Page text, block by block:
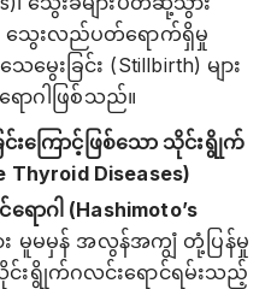
သွေးလည်ပတ်ရောက်ရှိမှု
ေးခြင်း (Stillbirth) များ
ာဂါဖြစ်သည်။
းကြောင့်ဖြစ်သော သိုင်းရွိုက်
Thyroid Diseases)
ာဂါ (Hashimoto’s
မူမမှန် အလွန်အကျွံ တုံ့ပြန်မှု
သိုင်းရွိုက်ဂလင်းရောင်ရမ်းသည့်